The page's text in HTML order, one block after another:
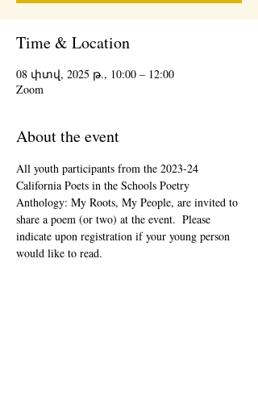
Time & Location
08 փտվ, 2025 թ., 10:00 – 12:00
Zoom
About the event
All youth participants from the 2023-24
California Poets in the Schools Poetry
Anthology: My Roots, My People, are invited to
share a poem (or two) at the event.  Please
indicate upon registration if your young person
would like to read.